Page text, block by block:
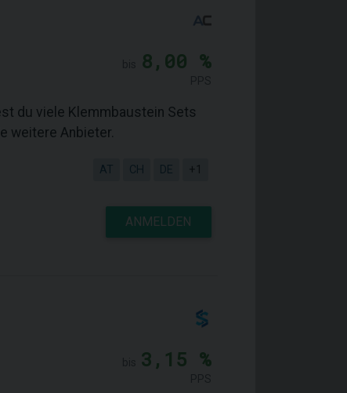
8,00 %
du viele Klemmbaustein Sets
weitere Anbieter.
AT CH DE +1
ANMELDEN
3,15 %